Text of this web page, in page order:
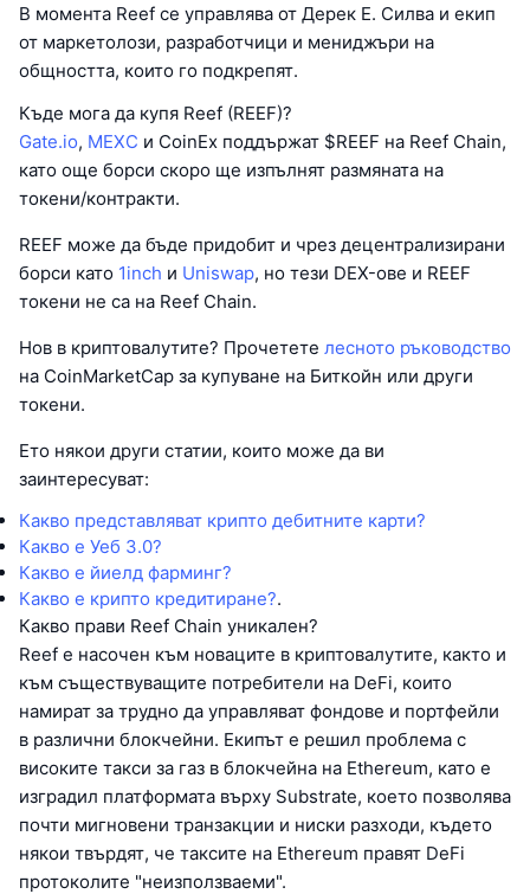
В момента Reef се управлява от Дерек Е. Силва и екип
от маркетолози, разработчици и мениджъри на
общността, които го подкрепят.
Къде мога да купя Reef (REEF)?
Gate.io, MEXC и CoinEx поддържат $REEF на Reef Chain,
като още борси скоро ще изпълнят размяната на
токени/контракти.
REEF може да бъде придобит и чрез децентрализирани
борси като 1inch и Uniswap, но тези DEX-ове и REEF
токени не са на Reef Chain.
Нов в криптовалутите? Прочетете лесното ръководство
на CoinMarketCap за купуване на Биткойн или други
токени.
Ето някои други статии, които може да ви
заинтересуват:
Какво представляват крипто дебитните карти?
Какво е Уеб 3.0?
Какво е йиелд фарминг?
Какво е крипто кредитиране?.
Какво прави Reef Chain уникален?
Reef е насочен към новаците в криптовалутите, както и
към съществуващите потребители на DeFi, които
намират за трудно да управляват фондове и портфейли
в различни блокчейни. Екипът е решил проблема с
високите такси за газ в блокчейна на Ethereum, като е
изградил платформата върху Substrate, което позволява
почти мигновени транзакции и ниски разходи, където
някои твърдят, че таксите на Ethereum правят DeFi
протоколите "неизползваеми".